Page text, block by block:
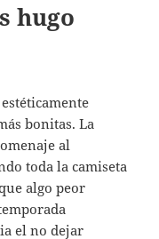
hugo
bonitas. La
al
toda la camiseta
algo peor
el no dejar